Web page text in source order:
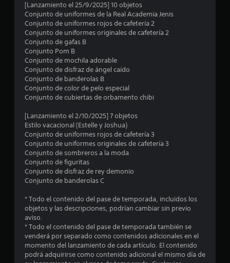
i
n
c
o
[Lanzamiento el 25/9/2025] 10 objetos
Conjunto de uniformes de la Real Academia Jenis
Conjunto de uniformes rojos de cafetería 2
Conjunto de uniformes originales de cafetería 2
Conjunto de gafas B
Conjunto Pom B
Conjunto de mochila adorable
Conjunto de disfraz de ángel caído
Conjunto de banderolas B
Conjunto de color de pelo especial
Conjunto de cubiertas de orbamento chibi
[Lanzamiento el 2/10/2025] 7 objetos
Estilo vacacional (Estelle y Joshua)
Conjunto de uniformes rojos de cafetería 3
Conjunto de uniformes originales de cafetería 3
Conjunto de sombreros a la moda
Conjunto de figuritas
Conjunto de disfraz de rey demonio
Conjunto de banderolas C
* Todo el contenido del pase de temporada, incluidos los
objetos y las descripciones, podrían cambiar sin previo
aviso.
* Todo el contenido del pase de temporada también se
venderá por separado como contenidos adicionales en el
momento del lanzamiento de cada artículo. El contenido
podrá adquirirse como contenido adicional el mismo día de